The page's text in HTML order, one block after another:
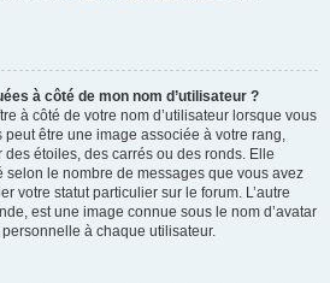
à côté de mon nom d’utilisateur ?
à côté de votre nom d’utilisateur lorsque vous
peut être une image associée à votre rang,
étoiles, des carrés ou des ronds. Elle
selon le nombre de messages que vous avez
votre statut particulier sur le forum. L’autre
est une image connue sous le nom d’avatar
à chaque utilisateur.